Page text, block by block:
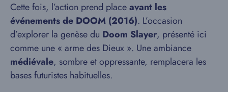
Cette fois, l’action prend placeavant les
événements de DOOM (2016). L’occasion
d’explorer la genèse du Doom Slayer, présenté ici
comme une « arme des Dieux ». Une ambiance
médiévale, sombre et oppressante, remplacera les
bases futuristes habituelles.